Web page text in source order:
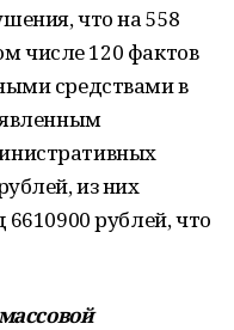
что на 558
числе 120 фактов
средствами в
из них
рублей, что